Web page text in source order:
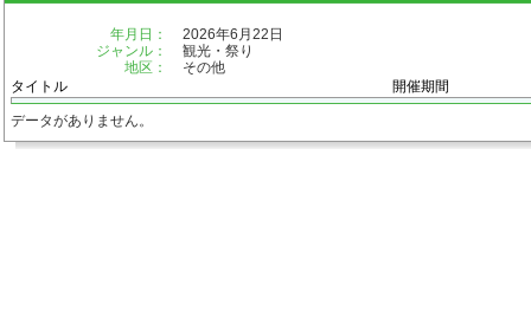
年月日：
2026年6月22日
ジャンル：
観光・祭り
地区：
その他
タイトル
開催期間
データがありません。